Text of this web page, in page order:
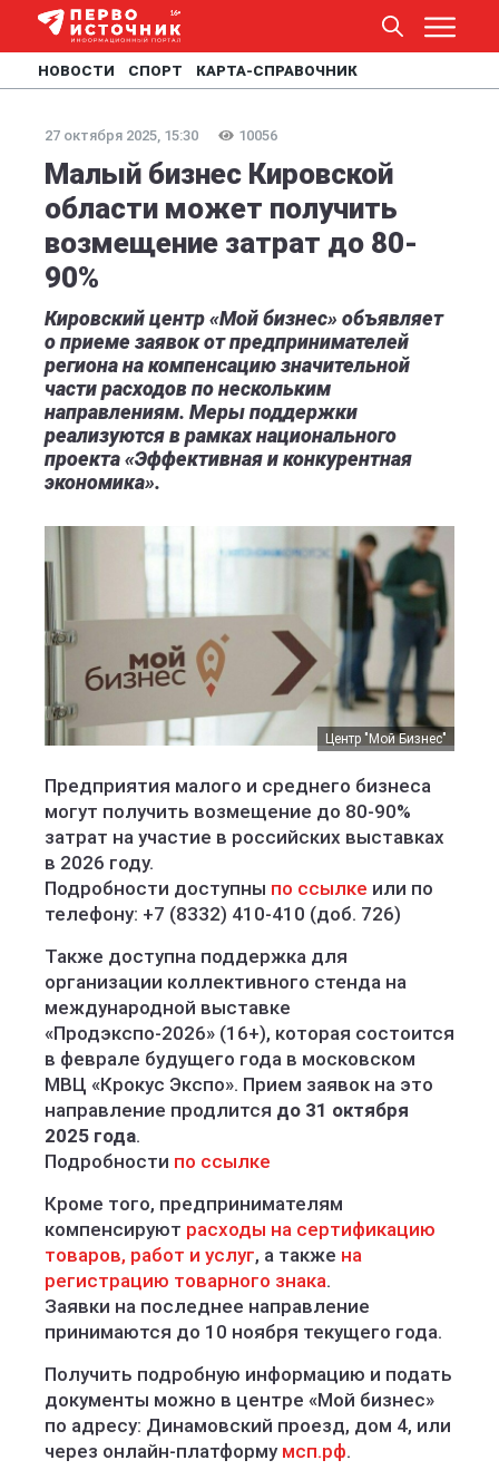
НОВОСТИ СПОРТ КАРТА-СПРАВОЧНИК
27 октября 2025, 15:30 10056
Малый бизнес Кировской
области может получить
возмещение затрат до 80-
90%
Кировский центр «Мой бизнес» объявляет
о приеме заявок от предпринимателей
региона на компенсацию значительной
части расходов по нескольким
направлениям. Меры поддержки
реализуются в рамках национального
проекта «Эффективная и конкурентная
экономика».
Центр "Мой Бизнес"
Предприятия малого и среднего бизнеса
могут получить возмещение до 80-90%
затрат на участие в российских выставках
в 2026 году.
Подробности доступны по ссылке или по
телефону: +7 (8332) 410-410 (доб. 726)
Также доступна поддержка для
организации коллективного стенда на
международной выставке
«Продэкспо-2026» (16+), которая состоится
в феврале будущего года в московском
МВЦ «Крокус Экспо». Прием заявок на это
направление продлится до 31 октября
2025 года.
Подробности по ссылке
Кроме того, предпринимателям
компенсируют расходы на сертификацию
товаров, работ и услуг, а также на
регистрацию товарного знака.
Заявки на последнее направление
принимаются до 10 ноября текущего года.
Получить подробную информацию и подать
документы можно в центре «Мой бизнес»
по адресу: Динамовский проезд, дом 4, или
через онлайн-платформу мсп.рф.